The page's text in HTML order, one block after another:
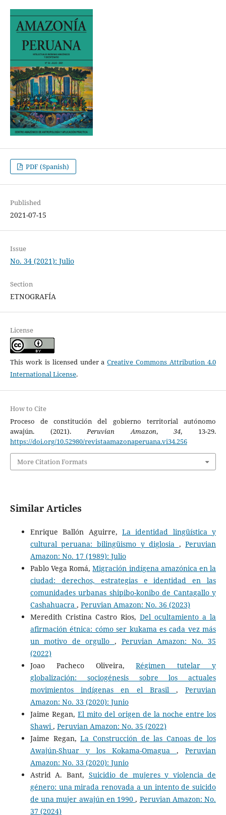
PDF (Spanish)
Published
2021-07-15
Issue
No. 34 (2021): Julio
Section
ETNOGRAFÍA
License
This work is licensed under aCreative Commons Attribution 4.0
International License.
How to Cite
Proceso de constitución del gobierno territorial autónomo
awajún. (2021).Peruvian Amazon,34, 13-29.
https://doi.org/10.52980/revistaamazonaperuana.vi34.256
More Citation Formats
Similar Articles
Enrique Ballón Aguirre, La identidad lingüística y
cultural peruana: bilingüismo y diglosia ,Peruvian
Amazon: No. 17 (1989): Julio
Pablo Vega Romá,Migración indígena amazónica en la
ciudad: derechos, estrategias e identidad en las
comunidades urbanas shipibo-konibo de Cantagallo y
Cashahuacra , Peruvian Amazon: No. 36 (2023)
Meredith Cristina Castro Rios,Del ocultamiento a la
afirmación étnica: cómo ser kukama es cada vez más
un motivo de orgullo , Peruvian Amazon: No. 35
(2022)
Joao Pacheco Oliveira,Régimen tutelar y
globalización: sociogénesis sobre los actuales
movimientos indígenas en el Brasil ,Peruvian
Amazon: No. 33 (2020): Junio
Jaime Regan,El mito del origen de la noche entre los
Shawi, Peruvian Amazon: No. 35 (2022)
Jaime Regan,La Construcción de las Canoas de los
Awajún-Shuar y los Kokama-Omagua,Peruvian
Amazon: No. 33 (2020): Junio
Astrid A. Bant, Suicidio de mujeres y violencia de
género: una mirada renovada a un intento de suicido
de una mujer awajún en 1990, Peruvian Amazon: No.
37 (2024)